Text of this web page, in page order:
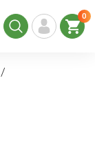
0